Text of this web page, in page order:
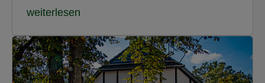
weiterlesen